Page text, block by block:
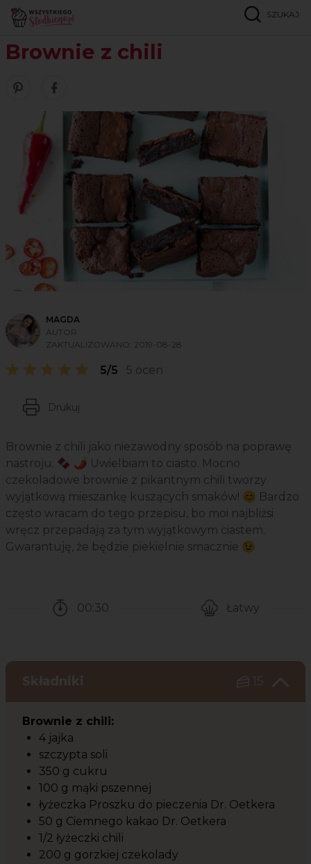
SZUKAJ
Strona główna Brownie z chili
Brownie z chili
Zobacz nasze piny w serwisie Pinterest
Udostępnij ten przepis w serwisie Facebook
MAGDA
AUTOR
ZAKTUALIZOWANO: 2019-08-28
5/5 5 ocen
Drukuj
Brownie z chili jako niezawodny sposób na poprawę
nastroju. 🍫 🌶️ Uwielbiam to ciasto. Mocno
czekoladowe brownie z pikantnym chili tworzy
wyjątkową mieszankę kuszących smaków! 😊 Bardzo
często wracam do tego przepisu, bo moi najbliżsi
wręcz przepadają za tym wyjątkowym ciastem.
Gwarantuję, że będzie piekielnie smacznie 😉
00:30
Łatwy
Składniki 15
Brownie z chili:
4 jajka
szczypta soli
350 g cukru
100 g mąki pszennej
łyżeczka Proszku do pieczenia Dr. Oetkera
50 g Ciemnego kakao Dr. Oetkera
1/2 łyżeczki chili
200 g gorzkiej czekolady